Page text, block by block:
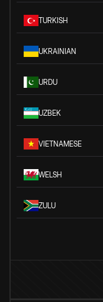
TURKISH
UKRAINIAN
URDU
UZBEK
VIETNAMESE
WELSH
ZULU